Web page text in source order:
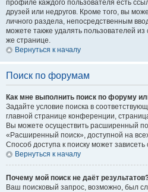
профиле каждого пользователя есть
друзей или недругов. Кроме того, вы
личного раздела, непосредственным
можете также удалять пользователей из
же странице.
Вернуться к началу
Поиск по форумам
Как мне выполнить поиск по форуму
Задайте условие поиска в
главной странице конференции,
Вы можете осуществить расширенный
«Расширенный поиск», доступной на
Способ доступа к поиску может зависеть
Вернуться к началу
Почему мой поиск не даёт
Ваш поисковый запрос, возможно, был